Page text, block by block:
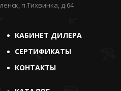
п.Тихвинка, д.64
КАБИНЕТ ДИЛЕРА
СЕРТИФИКАТЫ
КОНТАКТЫ